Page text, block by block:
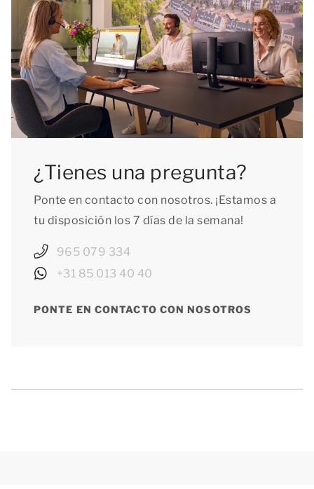
¿Tienes una pregunta?
Ponte en contacto con nosotros. ¡Estamos a
tu disposición los 7 días de la semana!
965 079 334
+31 85 013 40 40
PONTE EN CONTACTO CON NOSOTROS